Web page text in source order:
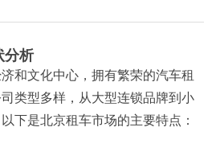
分析
和文化中心，拥有繁荣的汽车租
类型多样，从大型连锁品牌到小
下是北京租车市场的主要特点：